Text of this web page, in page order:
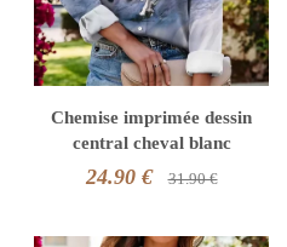
Chemise imprimée dessin
central cheval blanc
24.90 € 31.90 €